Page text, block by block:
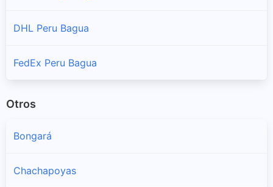
DHL Peru Bagua
FedEx Peru Bagua
Otros
Bongará
Chachapoyas